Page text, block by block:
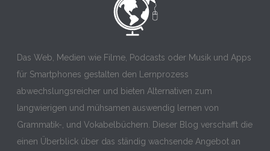
Das Web, Medien wie Filme, Podcasts oder Musik und Apps
für Smartphones gestalten den Lernprozess
abwechslungsreicher und bieten Alternativen zum
langwierigen und mühsamen auswendig lernen von
Grammatik-, und Vokabelbüchern. Dieser Blog verschafft die
einen Überblick über das ständig wachsende Angebot an